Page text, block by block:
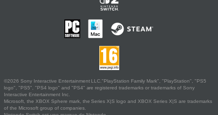
©2026 Sony Interactive Entertainment LLC."PlayStation Family Mark", "PlayStation", "PS5
logo", "PS5", "PS4 logo" and "PS4" are registered trademarks or trademarks of Sony
Interactive Entertainment Inc.
Microsoft, the XBOX Sphere mark, the Series X|S logo and XBOX Series X|S are trademarks
of the Microsoft group of companies.